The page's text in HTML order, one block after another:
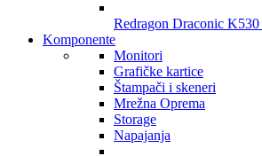
Redragon Draconic K530
Komponente
Monitori
Grafičke kartice
Štampači i skeneri
Mrežna Oprema
Storage
Napajanja